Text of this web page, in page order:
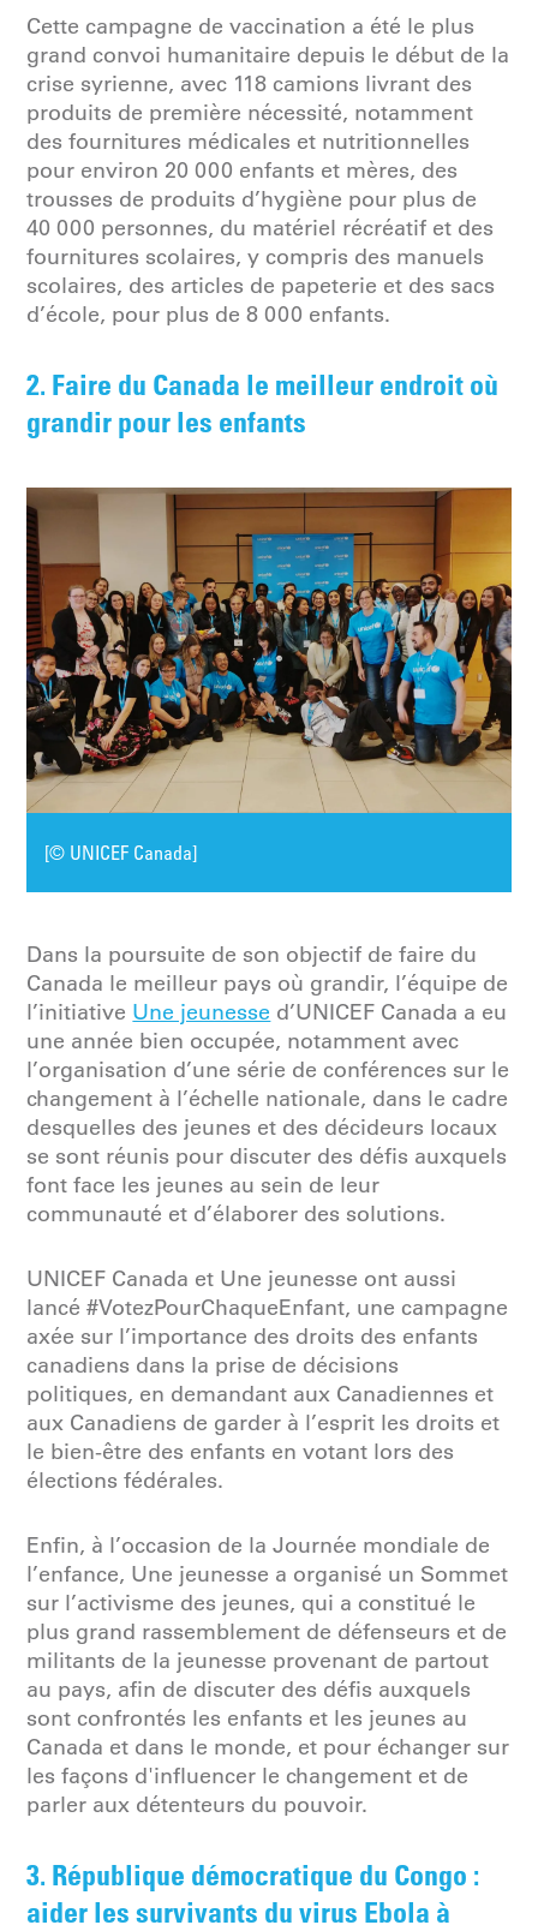
Cette campagne de vaccination a été le plus
grand convoi humanitaire depuis le début de la
crise syrienne, avec 118 camions livrant des
produits de première nécessité, notamment
des fournitures médicales et nutritionnelles
pour environ 20 000 enfants et mères, des
trousses de produits d’hygiène pour plus de
40 000 personnes, du matériel récréatif et des
fournitures scolaires, y compris des manuels
scolaires, des articles de papeterie et des sacs
d’école, pour plus de 8 000 enfants.
2. Faire du Canada le meilleur endroit où
grandir pour les enfants
[© UNICEF Canada]
Dans la poursuite de son objectif de faire du
Canada le meilleur pays où grandir, l’équipe de
l’initiative Une jeunesse d’UNICEF Canada a eu
une année bien occupée, notamment avec
l’organisation d’une série de conférences sur le
changement à l’échelle nationale, dans le cadre
desquelles des jeunes et des décideurs locaux
se sont réunis pour discuter des défis auxquels
font face les jeunes au sein de leur
communauté et d’élaborer des solutions.
UNICEF Canada et Une jeunesse ont aussi
lancé #VotezPourChaqueEnfant, une campagne
axée sur l’importance des droits des enfants
canadiens dans la prise de décisions
politiques, en demandant aux Canadiennes et
aux Canadiens de garder à l’esprit les droits et
le bien-être des enfants en votant lors des
élections fédérales.
Enfin, à l’occasion de la Journée mondiale de
l’enfance, Une jeunesse a organisé un Sommet
sur l’activisme des jeunes, qui a constitué le
plus grand rassemblement de défenseurs et de
militants de la jeunesse provenant de partout
au pays, afin de discuter des défis auxquels
sont confrontés les enfants et les jeunes au
Canada et dans le monde, et pour échanger sur
les façons d'influencer le changement et de
parler aux détenteurs du pouvoir.
3. République démocratique du Congo :
aider les survivants du virus Ebola à